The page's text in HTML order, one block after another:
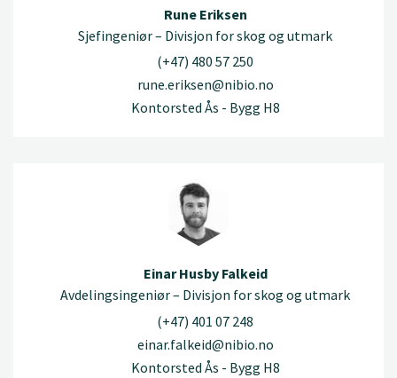
Rune Eriksen
Sjefingeniør – Divisjon for skog og utmark
(+47) 480 57 250
rune.eriksen@nibio.no
Kontorsted Ås - Bygg H8
Einar Husby Falkeid
Avdelingsingeniør – Divisjon for skog og utmark
(+47) 401 07 248
einar.falkeid@nibio.no
Kontorsted Ås - Bygg H8